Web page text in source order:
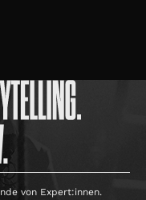
von Expert:innen.